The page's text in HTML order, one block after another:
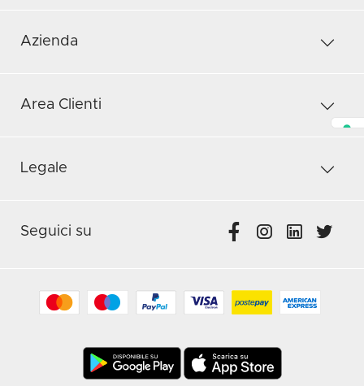
Azienda
Area Clienti
Legale
Seguici su